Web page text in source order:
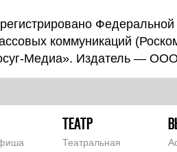
коммуникаций
Медиа». Издатель —
ТЕАТР
Театральная